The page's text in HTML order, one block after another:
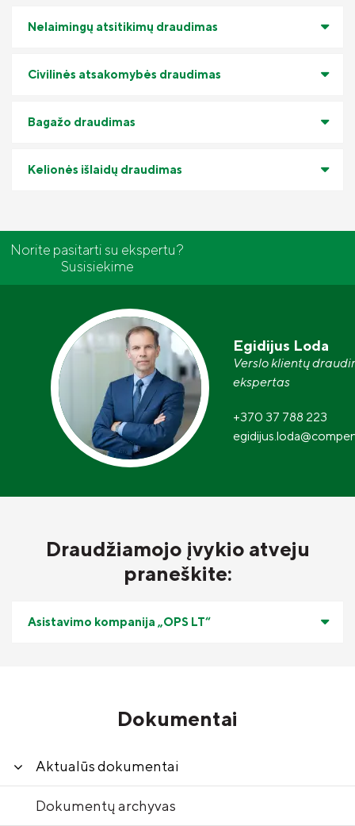
Nelaimingų atsitikimų draudimas
Civilinės atsakomybės draudimas
Bagažo draudimas
Kelionės išlaidų draudimas
Norite pasitarti su ekspertu?
Susisiekime
Egidijus Loda
Verslo klientų
ekspertas
+370 37 788 223
Draudžiamojo įvykio atveju
praneškite:
Asistavimo kompanija „OPS LT“
Dokumentai
Aktualūs dokumentai
Dokumentų archyvas